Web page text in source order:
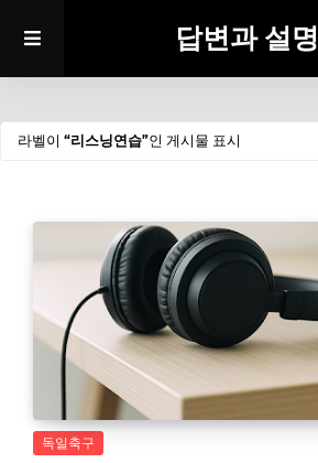
답변과 설명
라벨이 리스닝연습 인 게시물 표시
독일축구